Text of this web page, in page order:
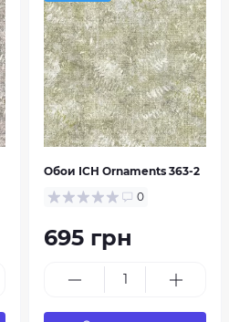
Обои ІСН Ornaments 363-2
0
695 грн